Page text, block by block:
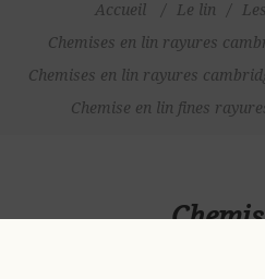
Accueil / Le lin /
Chemises en lin rayures
Chemises en lin rayures
Chemise en lin fines